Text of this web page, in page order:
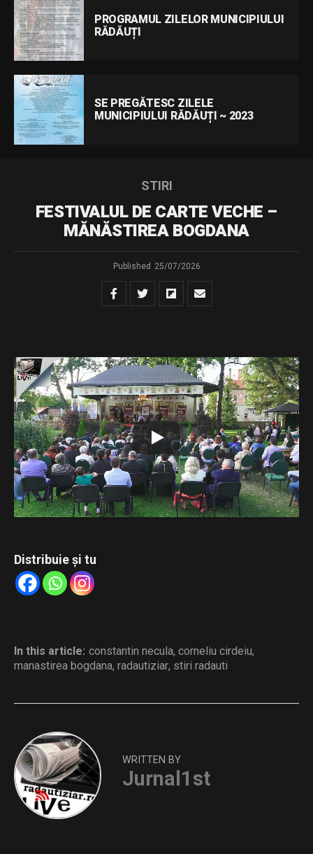
PROGRAMUL ZILELOR MUNICIPIULUI
RĂDĂUȚI
SE PREGĂTESC ZILELE
MUNICIPIULUI RĂDĂUȚI ~ 2023
STIRI
FESTIVALUL DE CARTE VECHE –
MĂNĂSTIREA BOGDANA
Published 25/07/2026
Urmăriți transmisiunea LIVE de la Mănăstirea Bogdana a
celei de-a doua ediții a Festivalului de Carte Veche
„Tipăriturile bisericești – punte între trecut, prezent și
viitor”.
Conferința susținută de părintele Constantin Necula,
intitulată „Cartea scrisă – remediul duhovnicesc al
însingurării culturale”, și recitalul de muzică veche susținut
de părintele arhidiacon Ieremia Sărmaș.
Distribuie și tu
In this article: constantin necula, corneliu cirdeiu,
manastirea bogdana, radautiziar, stiri radauti
WRITTEN BY
Jurnal1st